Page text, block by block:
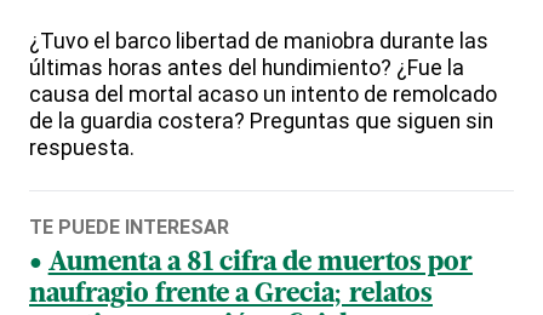
¿Tuvo el barco libertad de maniobra durante las
últimas horas antes del hundimiento? ¿Fue la
causa del mortal acaso un intento de remolcado
de la guardia costera? Preguntas que siguen sin
respuesta.
TE PUEDE INTERESAR
Aumenta a 81 cifra de muertos por
naufragio frente a Grecia; relatos